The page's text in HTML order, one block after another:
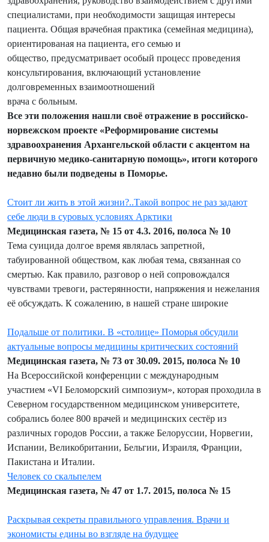
специалистами, при необходимости защищая интересы
пациента. Общая врачебная практика (семейная медицина),
ориентированая на пациента, его семью и
общество, предусматривает особый процесс проведения
консультирования, включающий установление
долговременных взаимоотношений
врача с больным.
Все эти положения нашли своё отражение в российско-
норвежском проекте «Реформирование системы
здравоохранения Архангельской области с акцентом на
первичную медико-санитарную помощь», итоги которого
недавно были подведены в Поморье.
Стоит ли жить в этой жизни?..Такой вопрос не раз задают
себе люди в суровых условиях Арктики
Медицинская газета, № 15 от 4.3. 2016, полоса № 10
Тема суицида долгое время являлась запретной,
табуированной обществом, как любая тема, связанная со
смертью. Как правило, разговор о ней сопровождался
чувствами тревоги, растерянности, напряжения и нежелания
её обсуждать. К сожалению, в нашей стране широкие
Подальше от политики. В «столице» Поморья обсудили
актуальные вопросы медицины критических состояний
Медицинская газета, № 73 от 30.09. 2015, полоса № 10
На Всероссийской конференции с международным
участием «VI Беломорский симпозиум», которая проходила в
Северном государственном медицинском университете,
собрались более 800 врачей и медицинских сестёр из
различных городов России, а также Белоруссии, Норвегии,
Испании, Великобритании, Бельгии, Израиля, Франции,
Пакистана и Италии.
Человек со скальпелем
Медицинская газета, № 47 от 1.7. 2015, полоса № 15
Раскрывая секреты правильного управления. Врачи и
экономисты едины во взгляде на будущее